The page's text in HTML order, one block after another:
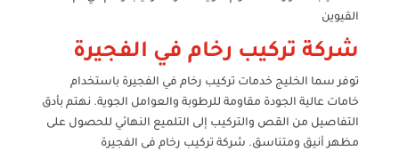
القيوين
شركة تركيب رخام في الفجيرة
توفر سما الخليج خدمات تركيب رخام في الفجيرة باستخدام
خامات عالية الجودة مقاومة للرطوبة والعوامل الجوية. نهتم بأدق
التفاصيل من القص والتركيب إلى التلميع النهائي للحصول على
مظهر أنيق ومتناسق. شركة تركيب رخام فى الفجيرة